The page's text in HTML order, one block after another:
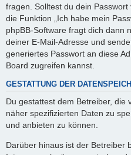
fragen. Solltest du dein
die Funktion „Ich habe mein
phpBB-Software fragt dich dann
deiner E-Mail-Adresse und
generiertes Passwort an diese
Board zugreifen kannst.
GESTATTUNG DER
Du gestattest dem Betreiber, die
näher spezifizierten Daten zu
und anbieten zu können.
Darüber hinaus ist der Betreiber